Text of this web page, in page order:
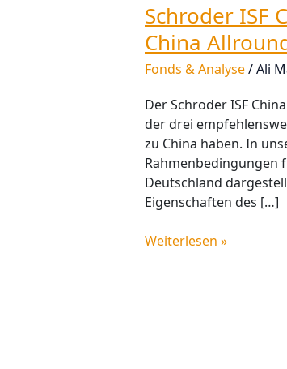
Schroder ISF
China
Fonds & Analyse/Ali
Der Schroder ISF
der drei
zu China haben. In
Rahmenbedingungen
Deutschland
Eigenschaften des […]
Weiterlesen »